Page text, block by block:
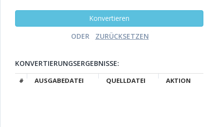
ODER
KONVERTIERUNGSERGEBNISSE:
# AUSGABEDATEI QUELLDATEI AKTION